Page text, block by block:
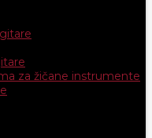
za žičane instrumente